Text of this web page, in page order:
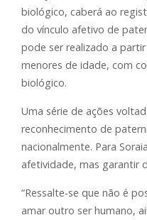
biológico, caberá ao
do vínculo afetivo de
pode ser realizado a
menores de idade, com
biológico.
Uma série de ações
reconhecimento de
nacionalmente. Para
afetividade, mas garantir
“Ressalte-se que não é
amar outro ser humano,